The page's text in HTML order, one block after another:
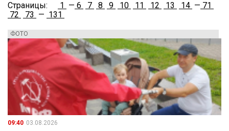
Страницы: 1 — 6 7 8 9 10 11 12 13 14 — 71
72
73 — 131
ФОТО
09:40 03.08.2026